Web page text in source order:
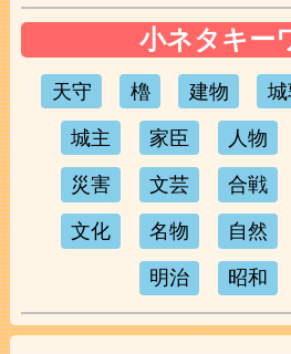
小ネタキー
天守 櫓 建物 城
城主 家臣 人物
災害 文芸 合戦
文化 名物 自然
明治 昭和